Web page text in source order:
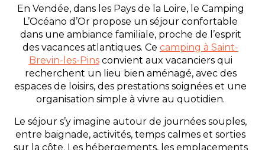
En Vendée, dans les Pays de la Loire, le Camping
L’Océano d’Or propose un séjour confortable
dans une ambiance familiale, proche de l’esprit
des vacances atlantiques. Ce camping à Saint-
Brevin-les-Pinsconvient aux vacanciers qui
recherchent un lieu bien aménagé, avec des
espaces de loisirs, des prestations soignées et une
organisation simple à vivre au quotidien.
Le séjour s’y imagine autour de journées souples,
entre baignade, activités, temps calmes et sorties
sur la côte. Les hébergements, les emplacements